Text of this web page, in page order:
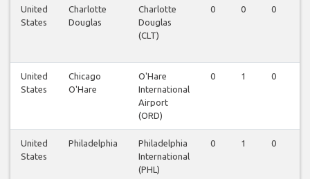
United
States
Charlotte
Douglas
Charlotte
Douglas
(CLT)
0 0 0
United
States
Chicago
O'Hare
O'Hare
International
Airport
(ORD)
0 1 0
United
States
Philadelphia
Philadelphia
International
(PHL)
0 1 0